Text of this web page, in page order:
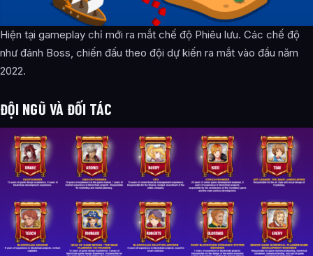
Hiện tại gameplay chỉ mới ra mắt chế độ Phiêu lưu. Các chế độ
như đánh Boss, chiến đấu theo đội dự kiến ra mắt vào đầu năm
2022.
ĐỘI NGŨ VÀ ĐỐI TÁC